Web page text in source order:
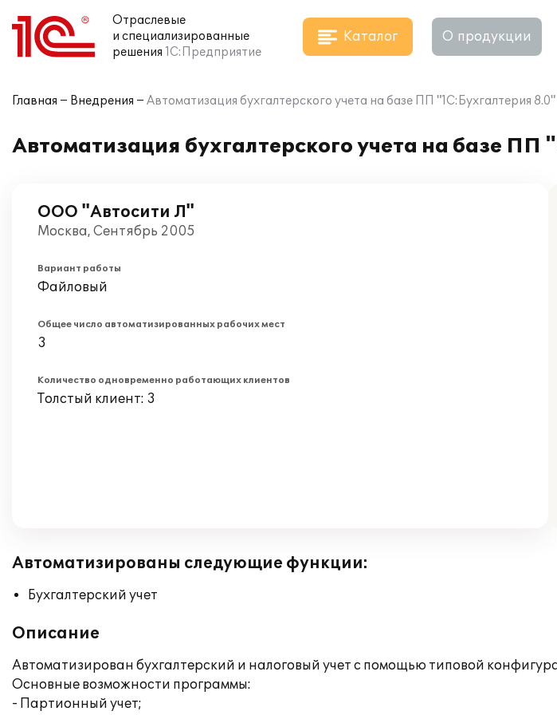
Отраслевые
и специализированные
решения 1С:Предприятие
Каталог О продукции
Главная Внедрения Автоматизация бухгалтерского учета на базе ПП "1С:Бухгалтерия 8.0"
Автоматизация бухгалтерского учета на базе ПП
ООО "Автосити Л"
Москва, Сентябрь 2005
Вариант работы
Файловый
Общее число автоматизированных рабочих мест
3
Количество одновременно работающих клиентов
Толстый клиент: 3
Автоматизированы следующие функции:
Бухгалтерский учет
Описание
Автоматизирован бухгалтерский и налоговый учет с помощью типовой
Основные возможности программы:
- Партионный учет;